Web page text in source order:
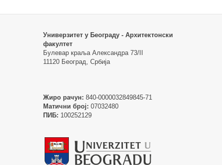
Универзитет у Београду - Архитектонски
факултет
Булевар краља Александра 73/II
11120 Београд, Србија
Жиро рачун: 840-0000032849845-71
Матични број: 07032480
ПИБ: 100252129